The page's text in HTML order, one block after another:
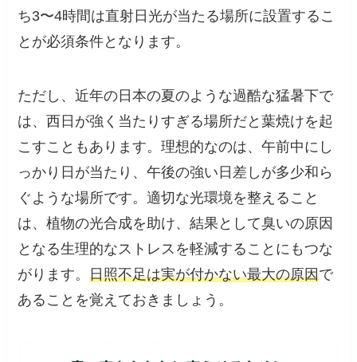
ち3〜4時間は直射日光が当たる場所に設置するこ
とが必須条件となります。
ただし、近年の日本の夏のような過酷な猛暑下で
は、西日が強く当たりすぎる場所だと葉焼けを起
こすこともあります。理想的なのは、午前中にし
っかり日が当たり、午後の強い日差しが多少和ら
ぐような場所です。適切な光環境を整えること
は、植物の光合成を助け、結果として臭いの原因
となる生理的なストレスを軽減することにもつな
がります。日照不足は実が付かない最大の原因で
あることを覚えておきましょう。